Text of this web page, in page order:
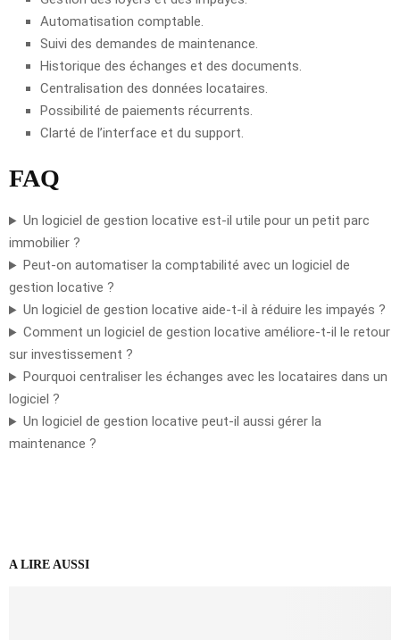
Automatisation comptable.
Suivi des demandes de maintenance.
Historique des échanges et des documents.
Centralisation des données locataires.
Possibilité de paiements récurrents.
Clarté de l’interface et du support.
FAQ
Un logiciel de gestion locative est-il utile pour un petit parc
immobilier ?
Peut-on automatiser la comptabilité avec un logiciel de
gestion locative ?
Un logiciel de gestion locative aide-t-il à réduire les impayés ?
Comment un logiciel de gestion locative améliore-t-il le retour
sur investissement ?
Pourquoi centraliser les échanges avec les locataires dans un
logiciel ?
Un logiciel de gestion locative peut-il aussi gérer la
maintenance ?
A LIRE AUSSI